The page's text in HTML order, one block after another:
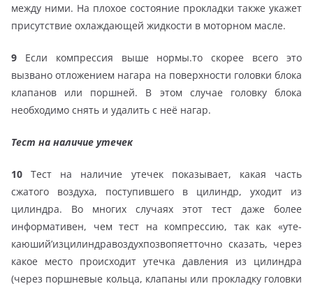
между ними. На плохое состояние прокладки также укажет
присутствие охлаждающей жидкости в моторном масле.
9 Если компрессия выше нормы.то скорее всего это
вызвано отложением нагара на поверхности головки блока
клапанов или поршней. В этом случае головку блока
необходимо снять и удалить с неё нагар.
Тест на наличие утечек
10 Тест на наличие утечек показывает, какая часть
сжатого воздуха, поступившего в цилиндр, уходит из
цилиндра. Во многих случаях этот тест даже более
информативен, чем тест на компрессию, так как «уте-
каюший’изцилиндравоздухпозвопяетточно сказать, через
какое место происходит утечка давления из цилиндра
(через поршневые кольца, клапаны или прокладку головки